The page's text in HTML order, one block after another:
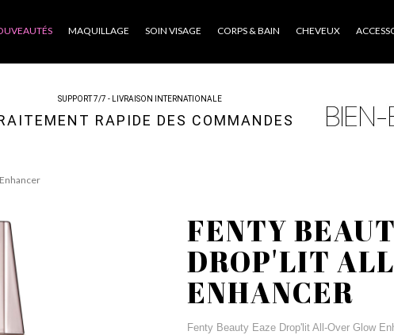
MAQUILLAGE SOIN VISAGE CORPS & BAIN CHEVEUX
SUPPORT 7/7 - LIVRAISON INTERNATIONALE
RAPIDE DES COMMANDES
FENTY
DROP'LIT
ENHANCER
Fenty Beauty Eaze Drop'lit All-Over Glow